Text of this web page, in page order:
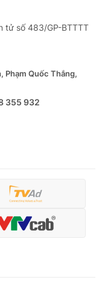
tử số 483/GP-BTTTT
Phạm Quốc Thắng,
355 932